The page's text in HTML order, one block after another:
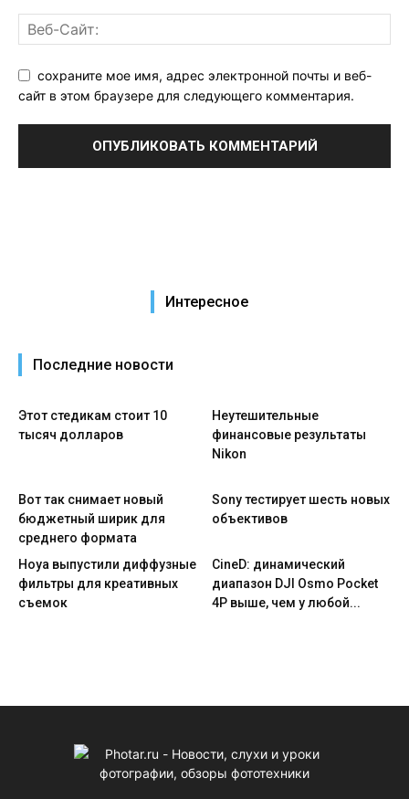
сохраните мое имя, адрес электронной почты и веб-
сайт в этом браузере для следующего комментария.
Интересное
Последние новости
Этот стедикам стоит 10
тысяч долларов
Неутешительные
финансовые результаты
Nikon
Вот так снимает новый
бюджетный ширик для
среднего формата
Sony тестирует шесть новых
объективов
Hoya выпустили диффузные
фильтры для креативных
съемок
CineD: динамический
диапазон DJI Osmo Pocket
4P выше, чем у любой...